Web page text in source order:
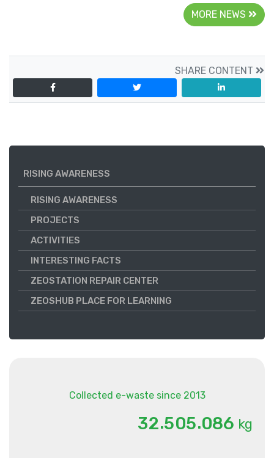
MORE NEWS
SHARE CONTENT
RISING AWARENESS
RISING AWARENESS
PROJECTS
ACTIVITIES
INTERESTING FACTS
ZEOSTATION REPAIR CENTER
ZEOSHUB PLACE FOR LEARNING
Collected e-waste since 2013
32.505.086 kg